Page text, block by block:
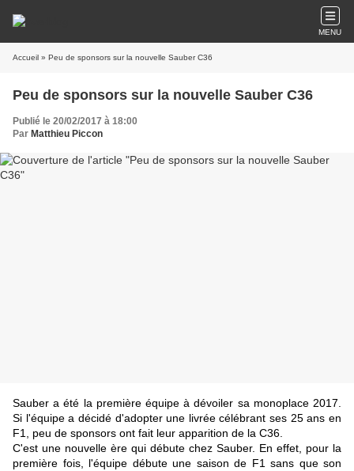
MENU
Accueil » Peu de sponsors sur la nouvelle Sauber C36
Peu de sponsors sur la nouvelle Sauber C36
Publié le 20/02/2017 à 18:00
Par Matthieu Piccon
Sauber a été la première équipe à dévoiler sa monoplace 2017.
Si l'équipe a décidé d'adopter une livrée célébrant ses 25 ans en
F1, peu de sponsors ont fait leur apparition de la C36.
C'est une nouvelle ère qui débute chez Sauber. En effet, pour la
première fois, l'équipe débute une saison de F1 sans que son